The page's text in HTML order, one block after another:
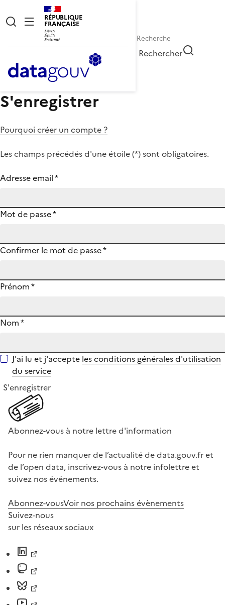
RÉPUBLIQUE
FRANÇAISE
Rechercher
S'enregistrer
Pourquoi créer un compte ?
Les champs précédés d'une étoile (*) sont obligatoires.
Adresse email*
Mot de passe*
Confirmer le mot de passe*
Prénom*
Nom*
J'ai lu et j'accepte les conditions générales d'utilisation
du service
S'enregistrer
Abonnez-vous à notre lettre d'information
Pour ne rien manquer de l’actualité de data.gouv.fr et
de l’open data, inscrivez-vous à notre infolettre et
suivez nos événements.
Abonnez-vousVoir nos prochains évènements
Suivez-nous
sur les réseaux sociaux